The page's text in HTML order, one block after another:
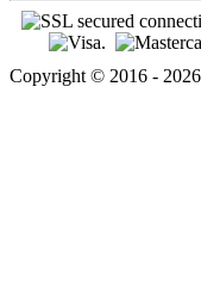
Copyright © 2016 - 2026